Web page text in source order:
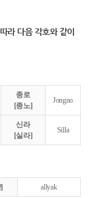
라 다음 각호와 같이
종로
[종노]
Jongno
신라
[실라]
Silla
allyak